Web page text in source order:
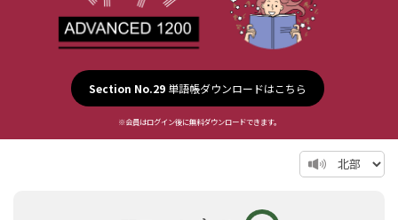
Section No.29単語帳ダウンロードはこちら
※会員はログイン後に無料ダウンロードできます。